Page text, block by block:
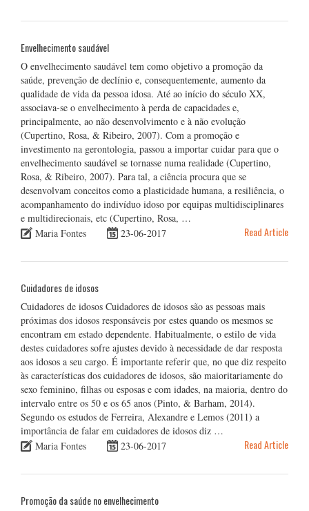
Envelhecimento saudável
O envelhecimento saudável tem como objetivo a promoção da
saúde, prevenção de declínio e, consequentemente, aumento da
qualidade de vida da pessoa idosa. Até ao início do século XX,
associava-se o envelhecimento à perda de capacidades e,
principalmente, ao não desenvolvimento e à não evolução
(Cupertino, Rosa, & Ribeiro, 2007). Com a promoção e
investimento na gerontologia, passou a importar cuidar para que o
envelhecimento saudável se tornasse numa realidade (Cupertino,
Rosa, & Ribeiro, 2007). Para tal, a ciência procura que se
desenvolvam conceitos como a plasticidade humana, a resiliência, o
acompanhamento do indivíduo idoso por equipas multidisciplinares
e multidirecionais, etc (Cupertino, Rosa, …
Maria Fontes
23-06-2017 Read Article
Cuidadores de idosos
Cuidadores de idosos Cuidadores de idosos são as pessoas mais
próximas dos idosos responsáveis por estes quando os mesmos se
encontram em estado dependente. Habitualmente, o estilo de vida
destes cuidadores sofre ajustes devido à necessidade de dar resposta
aos idosos a seu cargo. É importante referir que, no que diz respeito
às características dos cuidadores de idosos, são maioritariamente do
sexo feminino, filhas ou esposas e com idades, na maioria, dentro do
intervalo entre os 50 e os 65 anos (Pinto, & Barham, 2014).
Segundo os estudos de Ferreira, Alexandre e Lemos (2011) a
importância de falar em cuidadores de idosos diz …
Maria Fontes
23-06-2017 Read Article
Promoção da saúde no envelhecimento